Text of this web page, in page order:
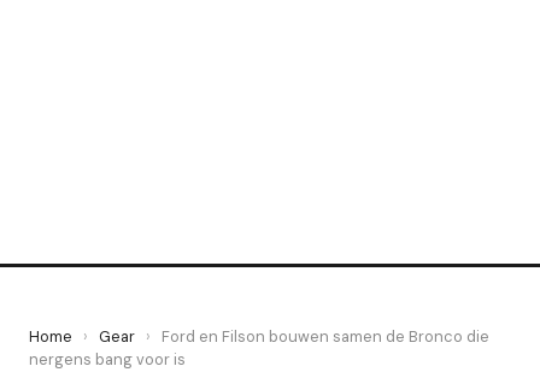
Home › Gear ›
Ford en Filson bouwen samen de Bronco die
nergens bang voor is